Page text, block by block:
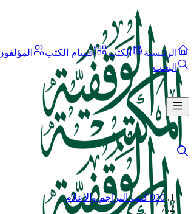
الرئيسية الكتب أقسام الكتب
البحث
920 كتب التراجم والأعلام
/